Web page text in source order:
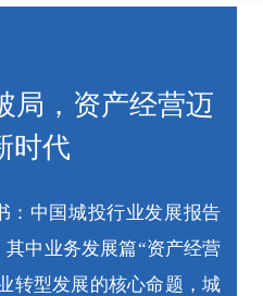
局，资产经营迈
时代
：中国城投行业发展报告
其中业务发展篇“资产经营
转型发展的核心命题，城